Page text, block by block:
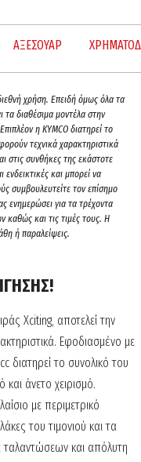
ΑΞΕΣΟΥΑΡ
χρήση. Επειδή όμως όλα τα
τα διαθέσιμα μοντέλα στην
η KYMCO διατηρεί το
τεχνικά χαρακτηριστικά
στις συνθήκες της εκάστοτε
ενδεικτικές και μπορεί να
συμβουλευτείτε τον επίσημο
ενημερώσει για τα τρέχοντα
καθώς και τις τιμές τους. H
ή παραλείψεις.
Xciting, αποτελεί την
Εφοδιασμένο με
διατηρεί το συνολικό του
άνετο χειρισμό.
με περιμετρικό
του τιμονιού και τα
και απόλυτη